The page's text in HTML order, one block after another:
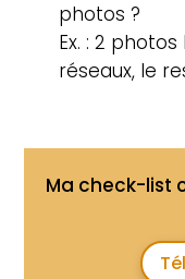
photos ?
Ex. : 2
réseaux, le
Ma check-list